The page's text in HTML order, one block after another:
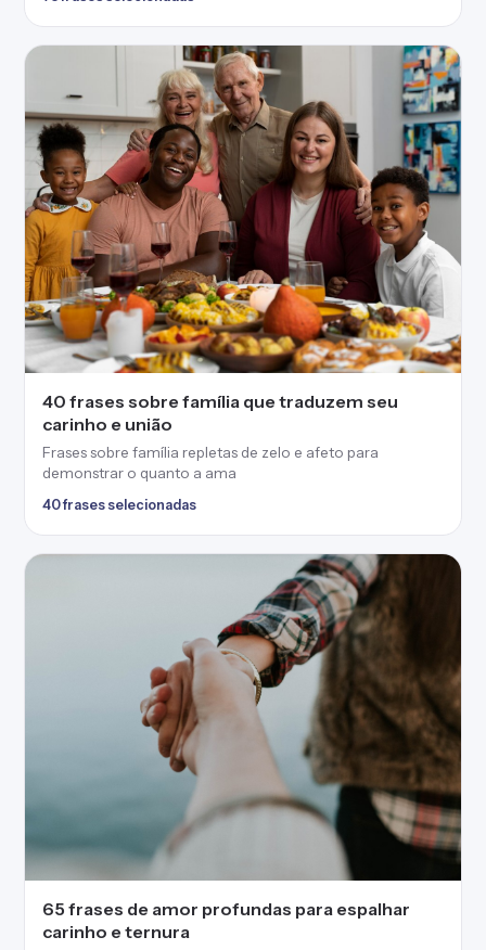
40 frases sobre família que traduzem seu
carinho e união
Frases sobre família repletas de zelo e afeto para
demonstrar o quanto a ama
40 frases selecionadas
65 frases de amor profundas para espalhar
carinho e ternura